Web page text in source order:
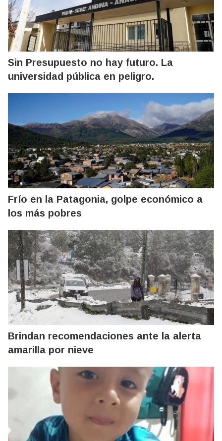
Sin Presupuesto no hay futuro. La
universidad pública en peligro.
Frío en la Patagonia, golpe económico a
los más pobres
Brindan recomendaciones ante la alerta
amarilla por nieve